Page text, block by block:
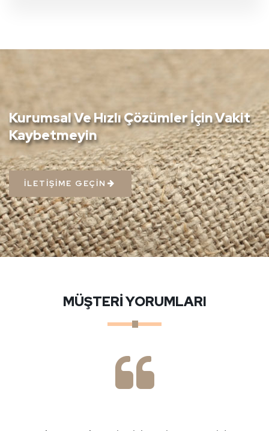
Kurumsal Ve Hızlı Çözümler İçin Vakit
Kaybetmeyin
İLETİŞİME GEÇİN
MÜŞTERİ YORUMLARI